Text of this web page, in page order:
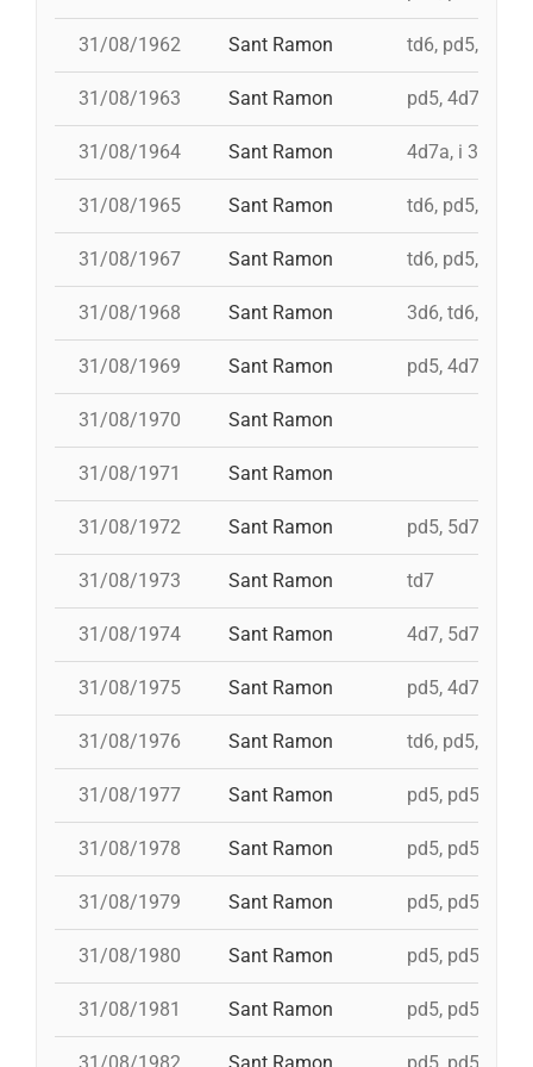
31/08/1962 Sant Ramon td6, pd5, 4d7,
31/08/1963 Sant Ramon pd5, 4d7a, i
31/08/1964 Sant Ramon 4d7a, i 3d7s, i
31/08/1965 Sant Ramon td6, pd5, 4d7,
31/08/1967 Sant Ramon td6, pd5, pd5,
31/08/1968 Sant Ramon 3d6, td6, pd5,
31/08/1969 Sant Ramon pd5, 4d7, i
31/08/1970 Sant Ramon
31/08/1971 Sant Ramon
31/08/1972 Sant Ramon pd5, 5d7, td7,
31/08/1973 Sant Ramon td7
31/08/1974 Sant Ramon 4d7, 5d7,
31/08/1975 Sant Ramon pd5, 4d7,
31/08/1976 Sant Ramon td6, pd5, pd5,
31/08/1977 Sant Ramon pd5, pd5, pd5,
31/08/1978 Sant Ramon pd5, pd5, pd5,
31/08/1979 Sant Ramon pd5, pd5, pd5,
31/08/1980 Sant Ramon pd5, pd5, pd5,
31/08/1981 Sant Ramon pd5, pd5, pd5,